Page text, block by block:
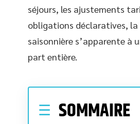
séjours, les ajustements
obligations déclaratives,
saisonnière s’apparente à
part entière.
SOMMAIRE